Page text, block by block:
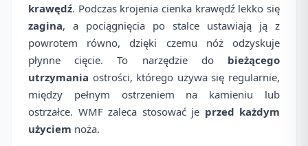
krawędź. Podczas krojenia cienka krawędź lekko się
zagina, a pociągnięcia po stalce ustawiają ją z
powrotem równo, dzięki czemu nóż odzyskuje
płynne cięcie. To narzędzie do bieżącego
utrzymania ostrości, którego używa się regularnie,
między pełnym ostrzeniem na kamieniu lub
ostrzałce. WMF zaleca stosować je przed każdym
użyciem noża.